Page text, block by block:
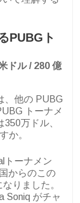
PUBGト
ドル / 280 億
、他の PUBG
トーナメ
万ドル、
か。
トーナメン
からのこの
りました。
Soniq がチャ